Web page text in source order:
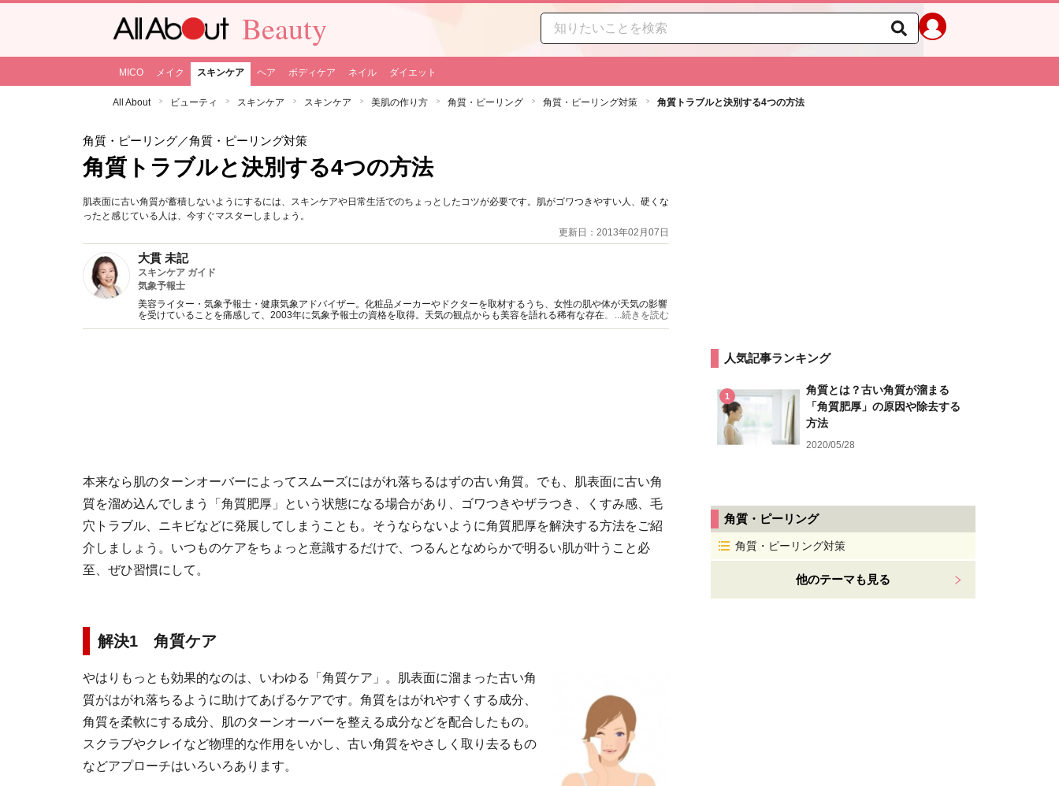
Beauty
MICO メイク スキンケア ヘア ボディケア ネイル ダイエット
All About ビューティ スキンケア スキンケア 美肌の作り方 角質・ピーリング 角質・ピーリング対策 角質トラブルと決別する4つの方法
角質・ピーリング／角質・ピーリング対策
角質トラブルと決別する4つの方法
肌表面に古い角質が蓄積しないようにするには、スキンケアや日常生活でのちょっとしたコツが必要です。肌がゴワつきやすい人、硬くな
ったと感じている人は、今すぐマスターしましょう。
更新日：2013年02月07日
大貫 未記
スキンケア ガイド
気象予報士
美容ライター・気象予報士・健康気象アドバイザー。化粧品メーカーやドクターを取材するうち、女性の肌や体が天気の影響
を受けていることを痛感して、2003年に気象予報士の資格を取得。天気の観点からも美容を語れる稀有な存在。健康・医療
系の本の編集も行う。
...続きを読む
本来なら肌のターンオーバーによってスムーズにはがれ落ちるはずの古い角質。でも、肌表面に古い角
質を溜め込んでしまう「角質肥厚」という状態になる場合があり、ゴワつきやザラつき、くすみ感、毛
穴トラブル、ニキビなどに発展してしまうことも。そうならないように角質肥厚を解決する方法をご紹
介しましょう。いつものケアをちょっと意識するだけで、つるんとなめらかで明るい肌が叶うこと必
至、ぜひ習慣にして。
解決1 角質ケア
やはりもっとも効果的なのは、いわゆる「角質ケア」。肌表面に溜まった古い角
質がはがれ落ちるように助けてあげるケアです。角質をはがれやすくする成分、
角質を柔軟にする成分、肌のターンオーバーを整える成分などを配合したもの。
スクラブやクレイなど物理的な作用をいかし、古い角質をやさしく取り去るもの
などアプローチはいろいろあります。
人気記事ランキング
1
角質とは？古い角質が溜まる
「角質肥厚」の原因や除去する
方法
2020/05/28
角質・ピーリング
角質・ピーリング対策
他のテーマも見る